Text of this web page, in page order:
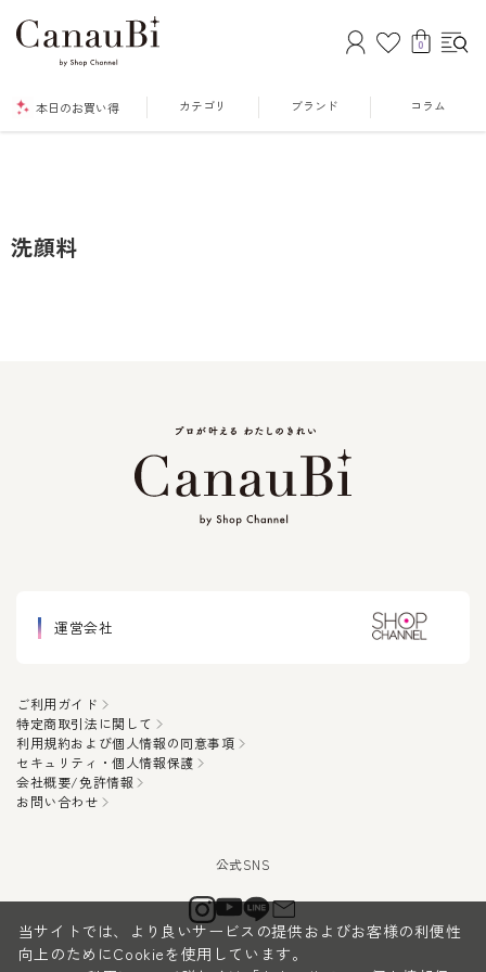
0
本日のお買い得 カテゴリ ブランド コラム
洗顔料
運営会社
ご利用ガイド
特定商取引法に関して
利用規約および個人情報の同意事項
セキュリティ・個人情報保護
会社概要/免許情報
お問い合わせ
当サイトでは、より良いサービスの提供およびお客様の利便性
向上のためにCookieを使用しています。